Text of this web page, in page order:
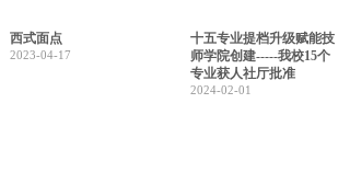
西式面点
2023-04-17
十五专业提档升级赋能技
师学院创建-----我校15个
专业获人社厅批准
2024-02-01